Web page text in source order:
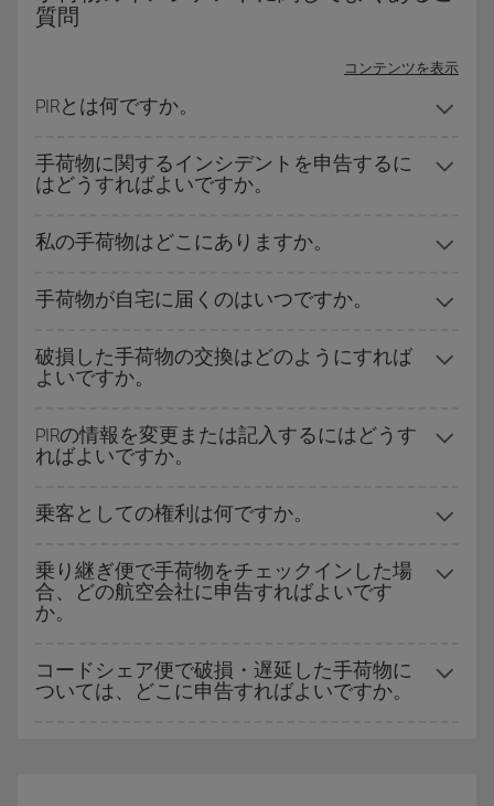
質問
コンテンツを表示
PIRとは何ですか。
手荷物に関するインシデントを申告するに
はどうすればよいですか。
私の手荷物はどこにありますか。
手荷物が自宅に届くのはいつですか。
破損した手荷物の交換はどのようにすれば
よいですか。
PIRの情報を変更または記入するにはどうす
ればよいですか。
乗客としての権利は何ですか。
乗り継ぎ便で手荷物をチェックインした場
合、どの航空会社に申告すればよいです
か。
コードシェア便で破損・遅延した手荷物に
ついては、どこに申告すればよいですか。